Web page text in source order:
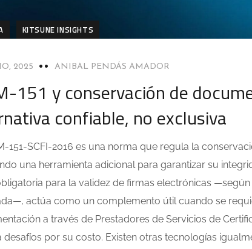
KITSUNE INSIGHTS
2025 ANIBAL PENDÁS AMADOR
151 y conservación de
confiable, no exclusiva
151-SCFI-2016 es una norma que regula la
una herramienta adicional para garantizar su
para la validez de firmas electrónicas
actúa como un complemento útil cuando se
a través de Prestadores de Servicios de
desafíos por su costo. Existen otras tecnologías